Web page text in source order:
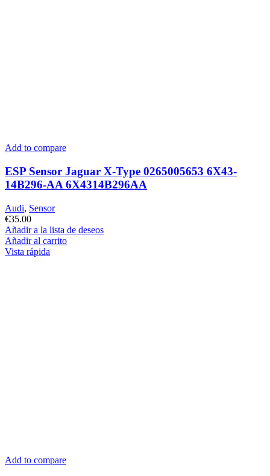
Add to compare
ESP Sensor Jaguar X-Type 0265005653 6X43-
14B296-AA 6X4314B296AA
Audi, Sensor
€35.00
Añadir a la lista de deseos
Añadir al carrito
Vista rápida
Add to compare